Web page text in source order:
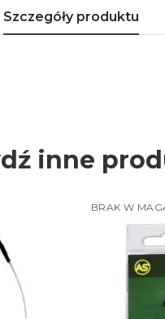
Szczegóły produktu
inne
BRAK W